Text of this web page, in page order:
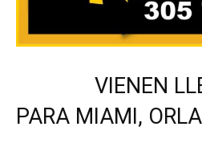
VIENEN
PARA MIAMI,